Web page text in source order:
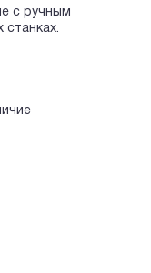
с ручным